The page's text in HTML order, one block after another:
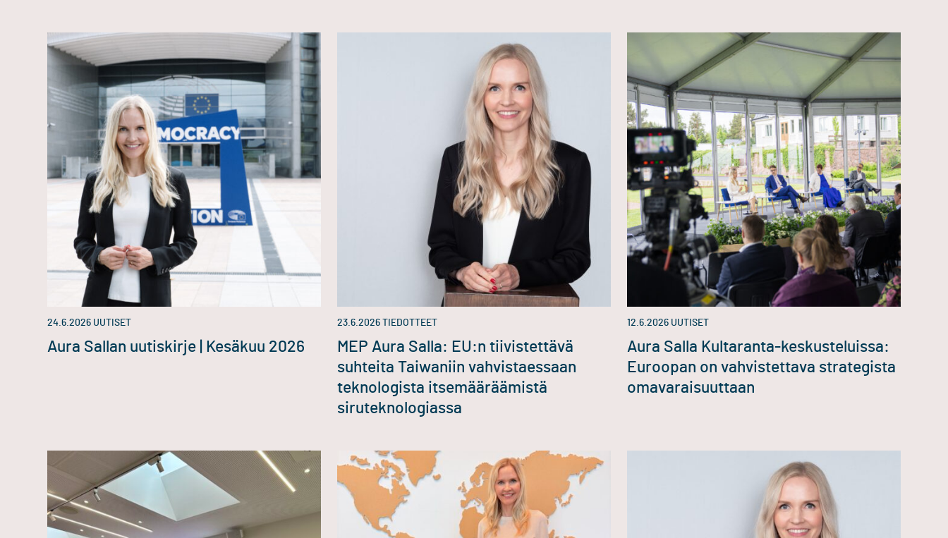
24.6.2026 UUTISET
Aura Sallan uutiskirje | Kesäkuu 2026
23.6.2026 TIEDOTTEET
MEP Aura Salla: EU:n tiivistettävä
suhteita Taiwaniin vahvistaessaan
teknologista itsemääräämistä
siruteknologiassa
12.6.2026 UUTISET
Aura Salla Kultaranta-keskusteluissa:
Euroopan on vahvistettava strategista
omavaraisuuttaan